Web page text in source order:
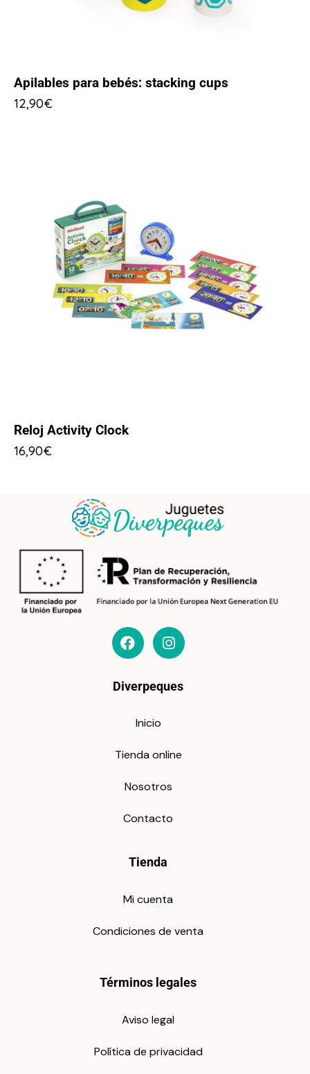
Apilables para bebés: stacking cups
12,90€
Reloj Activity Clock
16,90€
Diverpeques
Inicio
Tienda online
Nosotros
Contacto
Tienda
Mi cuenta
Condiciones de venta
Términos legales
Aviso legal
Política de privacidad